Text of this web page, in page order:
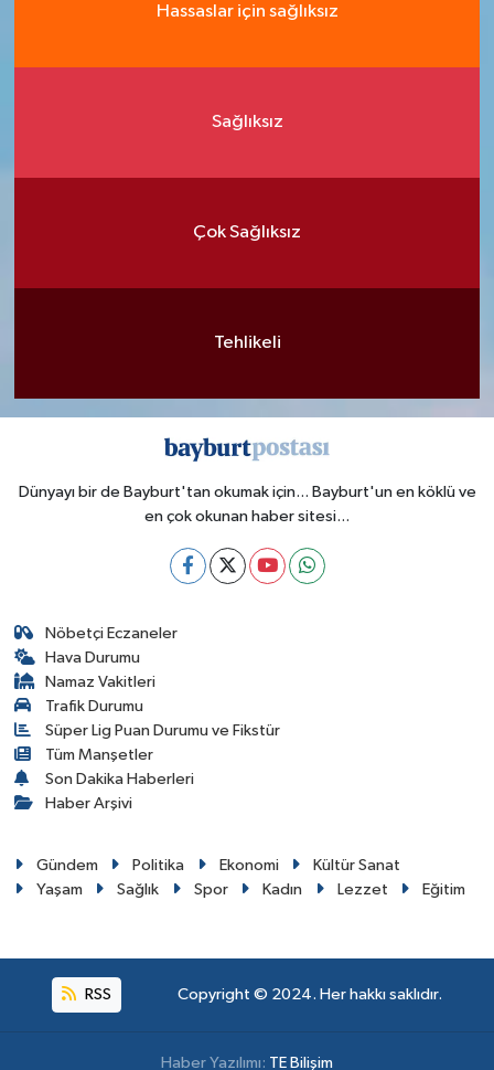
Hassaslar için sağlıksız
Sağlıksız
Çok Sağlıksız
Tehlikeli
Dünyayı bir de Bayburt'tan okumak için... Bayburt'un en köklü ve
en çok okunan haber sitesi...
Nöbetçi Eczaneler
Hava Durumu
Namaz Vakitleri
Trafik Durumu
Süper Lig Puan Durumu ve Fikstür
Tüm Manşetler
Son Dakika Haberleri
Haber Arşivi
Gündem Politika Ekonomi
Kültür Sanat
Yaşam
Sağlık Spor Kadın Lezzet Eğitim
RSS Copyright © 2024. Her hakkı saklıdır.
Haber Yazılımı: TE Bilişim